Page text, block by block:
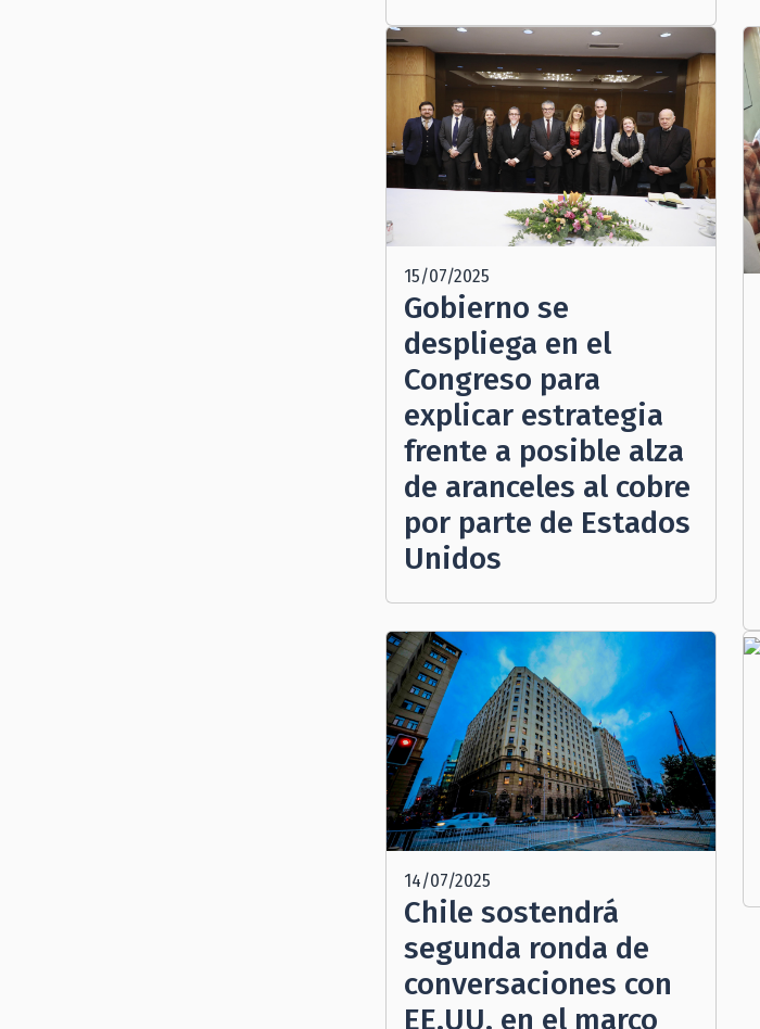
15/07/2025
Gobierno se
despliega en el
Congreso para
explicar estrategia
frente a posible alza
de aranceles al cobre
por parte de Estados
Unidos
14/07/2025
Chile sostendrá
segunda ronda de
conversaciones con
EE.UU. en el marco